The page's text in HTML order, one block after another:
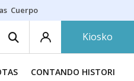
Cuerpo ría
Kiosko
CONTANDO HISTORIAS